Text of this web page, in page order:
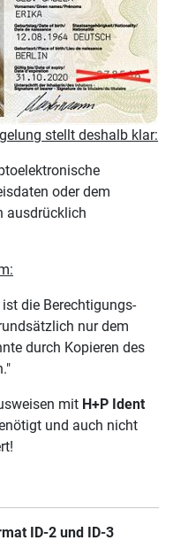
stellt deshalb klar:
oder dem
ausdrücklich
die Berechtigungs-
nur dem
durch Kopieren des
mit H+P Ident
und auch nicht
ID-2 und ID-3